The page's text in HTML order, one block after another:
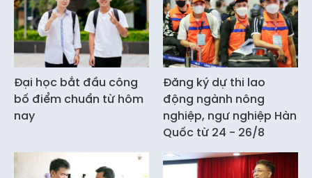
Đại học bắt đầu công
bố điểm chuẩn từ hôm
nay
Đăng ký dự thi lao
động ngành nông
nghiệp, ngư nghiệp Hàn
Quốc từ 24 - 26/8